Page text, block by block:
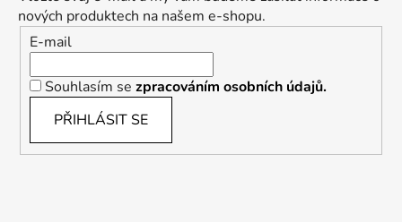
nových produktech na našem e-shopu.
E-mail
Souhlasím se zpracováním osobních údajů.
PŘIHLÁSIT SE